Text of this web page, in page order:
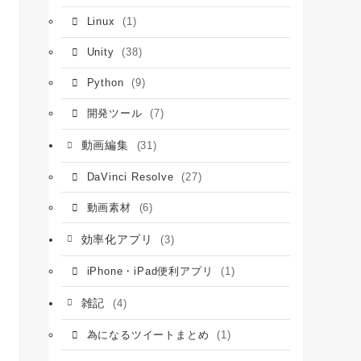
Linux (1)
Unity (38)
Python (9)
開発ツール (7)
動画編集 (31)
DaVinci Resolve (27)
動画素材 (6)
効率化アプリ (3)
iPhone・iPad便利アプリ (1)
雑記 (4)
為になるツイートまとめ (1)